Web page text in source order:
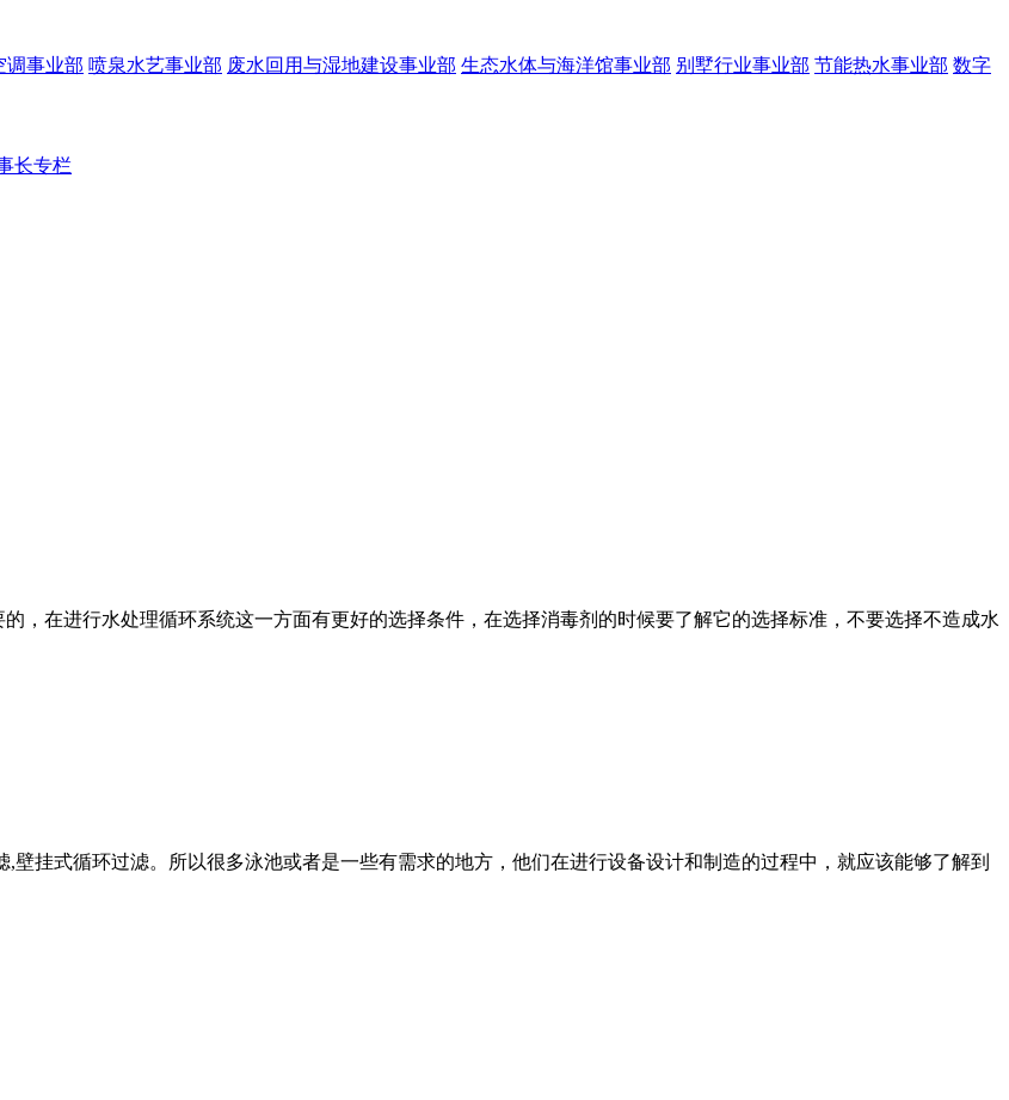
调事业部 喷泉水艺事业部 废水回用与湿地建设事业部 生态水体与海洋馆事业部 别墅行业事业部 节能热水事业部 数字
长专栏
，在进行水处理循环系统这一方面有更好的选择条件，在选择消毒剂的时候要了解它的选择标准，不要选择不造成水
挂式循环过滤。所以很多泳池或者是一些有需求的地方，他们在进行设备设计和制造的过程中，就应该能够了解到